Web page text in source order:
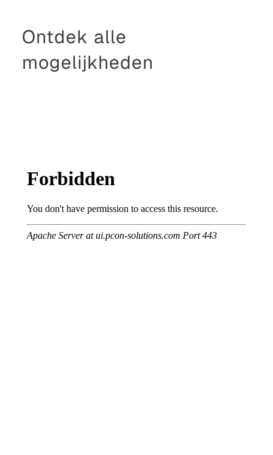
Ontdek alle
mogelijkheden